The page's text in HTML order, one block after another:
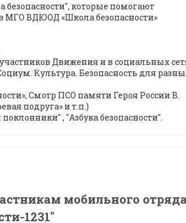
которые помогают
МГО ВДЮОД «Школа безопасности»
Движения и в социальных
Культура. Безопасность для
Смотр ПСО памяти Героя России В.
подруга» и т.п.)
, "Азбука безопасности".
мобильного отряда
1231"